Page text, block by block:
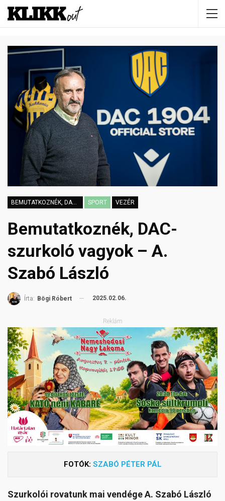
SPORT VEZÉR
Bemutatkoznék, DAC-
szurkoló vagyok – A.
Szabó László
Írta: Bögi Róbert 2025.02.06.
Reklám
FOTÓK: SZABÓ PÉTER PÁL
Szurkolói rovatunk mai vendége A. Szabó László